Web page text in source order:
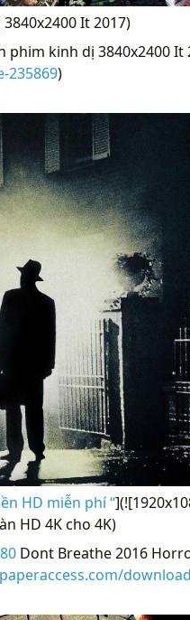
It 2017)
phim kinh dị 3840x2400 It
235869)
HD miễn phí “
HD 4K cho 4K)
Dont Breathe 2016